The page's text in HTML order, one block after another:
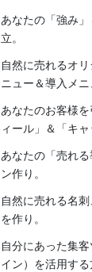
あなたの「強み
立。
自然に売れるオ
ニュー＆導入メニ
あなたのお客様
ィール」＆「キャ
あなたの「売れ
ン作り。
自然に売れる名
を作り。
自分にあった集
イン）を活用する